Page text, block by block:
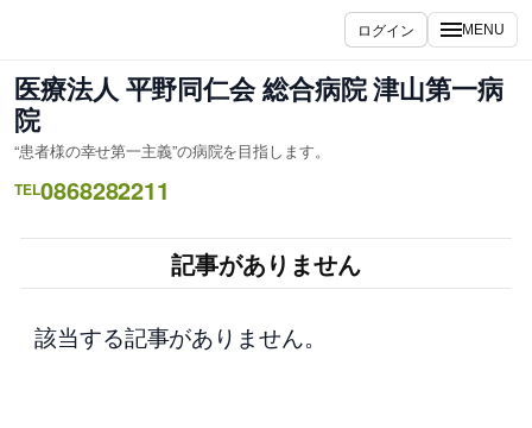
を
ス
キ
ッ
プ
ログイン MENU
医療法人 平野同仁会 総合病院 津山第一病
院
“患者様の幸せ第一主義”の病院を目指します。
TEL0868282211
記事がありません
該当する記事がありません。